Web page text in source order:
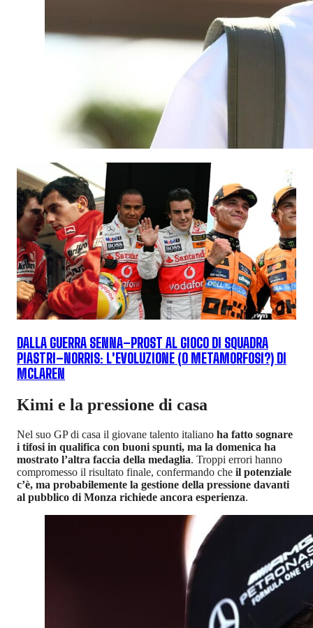
DALLA GUERRA SENNA–PROST AL GIOCO DI SQUADRA
PIASTRI–NORRIS: L'EVOLUZIONE (O METAMORFOSI?) DI
MCLAREN
Kimi e la pressione di casa
Nel suo GP di casa il giovane talento italiano ha fatto sognare
i tifosi in qualifica con buoni spunti, ma la domenica ha
mostrato l’altra faccia della medaglia. Troppi errori hanno
compromesso il risultato finale, confermando che il potenziale
c’è, ma probabilemente la gestione della pressione davanti
al pubblico di Monza richiede ancora esperienza.